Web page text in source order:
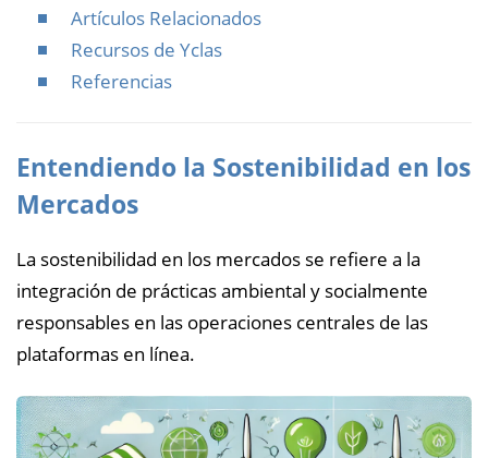
Artículos Relacionados
Recursos de Yclas
Referencias
Entendiendo la Sostenibilidad en los
Mercados
La sostenibilidad en los mercados se refiere a la
integración de prácticas ambiental y socialmente
responsables en las operaciones centrales de las
plataformas en línea.